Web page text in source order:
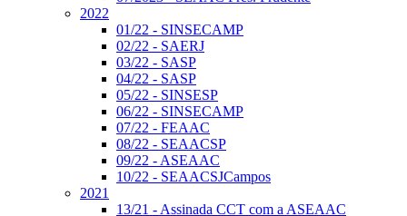
2022
01/22 - SINSECAMP
02/22 - SAERJ
03/22 - SASP
04/22 - SASP
05/22 - SINSESP
06/22 - SINSECAMP
07/22 - FEAAC
08/22 - SEAACSP
09/22 - ASEAAC
10/22 - SEAACSJCampos
2021
13/21 - Assinada CCT com a ASEAAC